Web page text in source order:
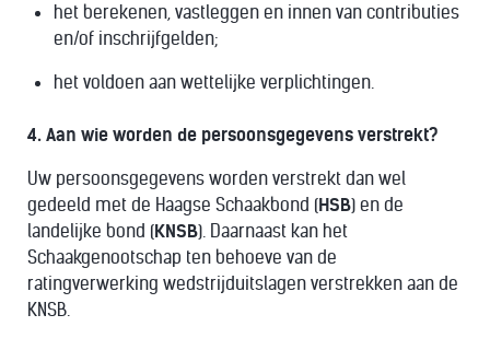
het berekenen, vastleggen en innen van contributies
en/of inschrijfgelden;
het voldoen aan wettelijke verplichtingen.
4. Aan wie worden de persoonsgegevens verstrekt?
Uw persoonsgegevens worden verstrekt dan wel
gedeeld met de Haagse Schaakbond (HSB) en de
landelijke bond (KNSB). Daarnaast kan het
Schaakgenootschap ten behoeve van de
ratingverwerking wedstrijduitslagen verstrekken aan de
KNSB.